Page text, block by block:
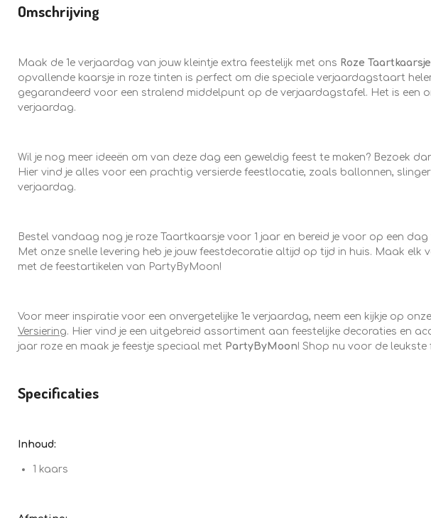
Omschrijving
Maak de 1e verjaardag van jouw kleintje extra feestelijk met ons Roze
opvallende kaarsje in roze tinten is perfect om die speciale verjaardagstaart
gegarandeerd voor een stralend middelpunt op de verjaardagstafel. Het is een
verjaardag.
Wil je nog meer ideeën om van deze dag een geweldig feest te maken? Bezoek
Hier vind je alles voor een prachtig versierde feestlocatie, zoals ballonnen,
verjaardag.
Bestel vandaag nog je roze Taartkaarsje voor 1 jaar en bereid je voor op een
Met onze snelle levering heb je jouw feestdecoratie altijd op tijd in huis. Maak elk
met de feestartikelen van PartyByMoon!
Voor meer inspiratie voor een onvergetelijke 1e verjaardag, neem een kijkje op
Versiering. Hier vind je een uitgebreid assortiment aan feestelijke decoraties en
jaar roze en maak je feestje speciaal met PartyByMoon! Shop nu voor de leukste
Specificaties
Inhoud:
1 kaars